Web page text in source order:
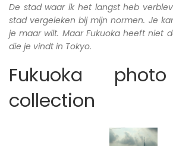
De stad waar ik het langst heb
stad vergeleken bij mijn normen. Je
je maar wilt. Maar Fukuoka heeft niet
die je vindt in Tokyo.
Fukuoka
collection